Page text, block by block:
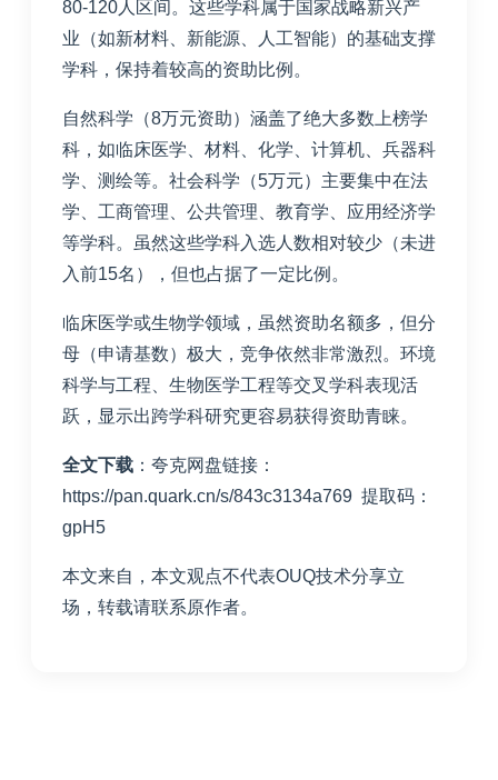
80-120人区间。这些学科属于国家战略新兴产
业（如新材料、新能源、人工智能）的基础支撑
学科，保持着较高的资助比例。
自然科学（8万元资助）涵盖了绝大多数上榜学
科，如临床医学、材料、化学、计算机、兵器科
学、测绘等。社会科学（5万元）主要集中在法
学、工商管理、公共管理、教育学、应用经济学
等学科。虽然这些学科入选人数相对较少（未进
入前15名），但也占据了一定比例。
临床医学或生物学领域，虽然资助名额多，但分
母（申请基数）极大，竞争依然非常激烈。环境
科学与工程、生物医学工程等交叉学科表现活
跃，显示出跨学科研究更容易获得资助青睐。
全文下载 ：夸克网盘链接：
https://pan.quark.cn/s/843c3134a769 提取码：
gpH5
本文来自 ，本文观点不代表OUQ技术分享立
场，转载请联系原作者。